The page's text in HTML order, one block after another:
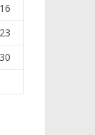
16
23
30